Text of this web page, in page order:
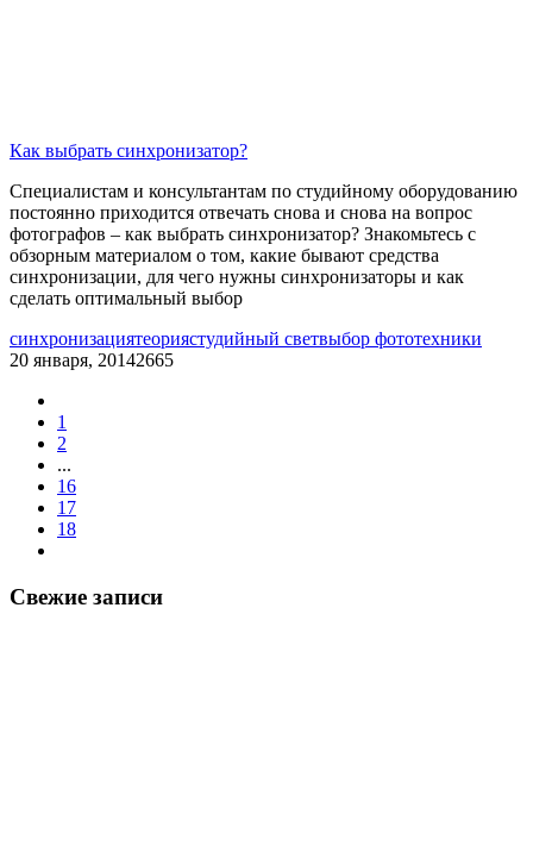
Как выбрать синхронизатор?
Специалистам и консультантам по студийному оборудованию
постоянно приходится отвечать снова и снова на вопрос
фотографов – как выбрать синхронизатор? Знакомьтесь с
обзорным материалом о том, какие бывают средства
синхронизации, для чего нужны синхронизаторы и как
сделать оптимальный выбор
синхронизациятеориястудийный светвыбор фототехники
20 января, 20142665
1
2
...
16
17
18
Свежие записи